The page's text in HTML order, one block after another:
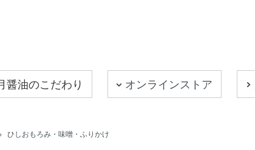
醤油のこだわり オンラインストア
ひしおもろみ・味噌・ふりかけ